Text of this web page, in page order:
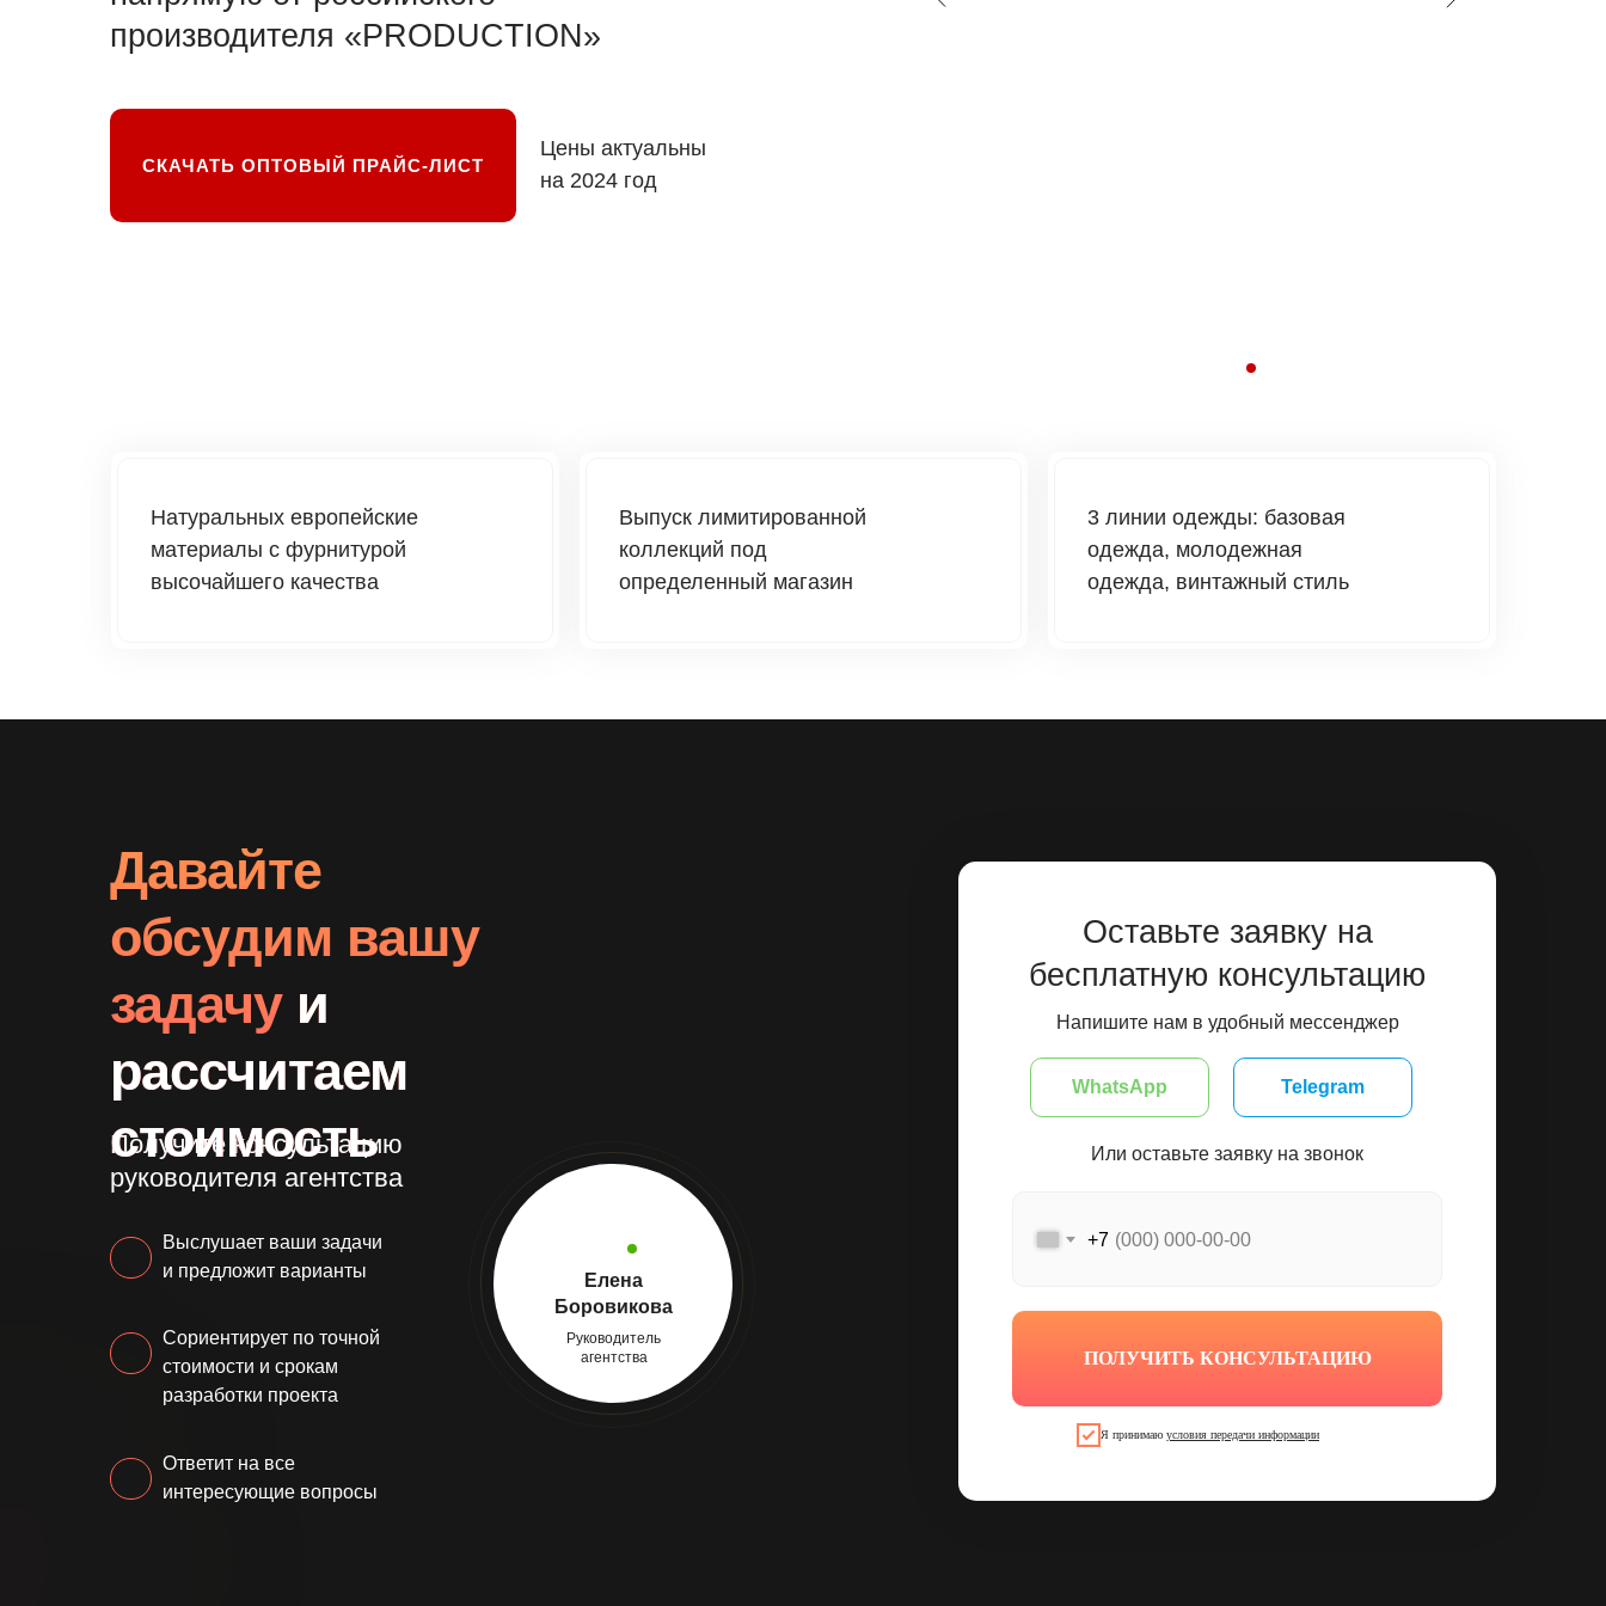
СКАЧАТЬ ОПТОВЫЙ ПРАЙС-ЛИСТ
Цены актуальны
на 2024 год
производителя «PRODUCTION»
Натуральных европейские
материалы с фурнитурой
высочайшего качества
Выпуск лимитированной
коллекций под
определенный магазин
3 линии одежды: базовая
одежда, молодежная
одежда, винтажный стиль
Сориентирует по точной
стоимости и срокам
разработки проекта
Получите консультацию
руководителя агентства
Ответит на все
интересующие вопросы
Выслушает ваши задачи
и предложит варианты
Оставьте заявку на
бесплатную консультацию
Напишите нам в удобный мессенджер
Telegram
Или оставьте заявку на звонок
WhatsApp
Я принимаю условия передачи информации
Елена
Боровикова
Руководитель
агентства
Давайте
обсудим вашу
задачу и
рассчитаем
стоимость
+7
ПОЛУЧИТЬ КОНСУЛЬТАЦИЮ